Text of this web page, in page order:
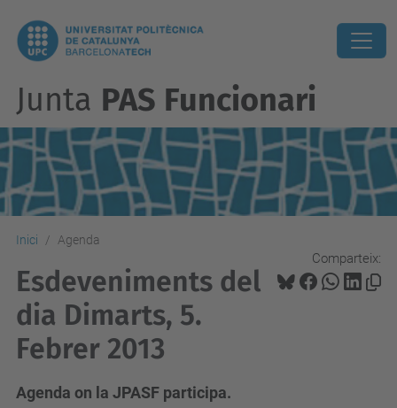
Junta PAS Funcionari
Inici Agenda
Comparteix:
Esdeveniments del
dia Dimarts, 5.
Febrer 2013
Agenda on la JPASF participa.